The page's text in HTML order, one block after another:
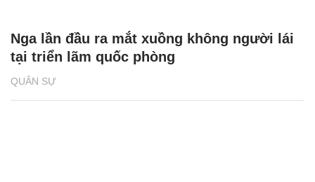
QUÂN SỰ
Nga lần đầu ra mắt xuồng không người lái
tại triển lãm quốc phòng